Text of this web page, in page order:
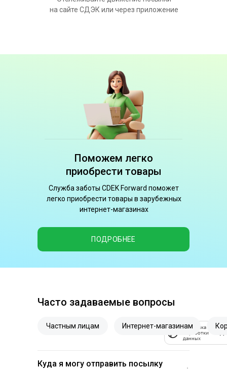
на сайте СДЭК или через приложение
Поможем легко
приобрести товары
Служба заботы CDEK Forward поможет
легко приобрести товары в зарубежных
интернет-магазинах
ПОДРОБНЕЕ
Часто задаваемые вопросы
Частным лицам Интернет-магазинам
Куда я могу отправить посылку
Политика
обработки
данных